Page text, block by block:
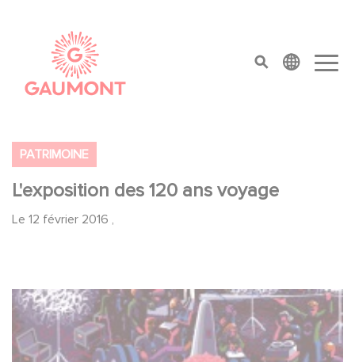
top menu
PATRIMOINE
L'exposition des 120 ans voyage
Le 12 février 2016 ,